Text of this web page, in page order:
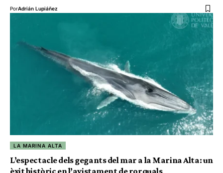
PorAdrián Lupiáñez
LA MARINA ALTA
L’espectacle dels gegants del mar a la Marina Alta: un